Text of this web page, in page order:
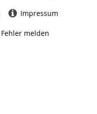
Impressum
Fehler melden